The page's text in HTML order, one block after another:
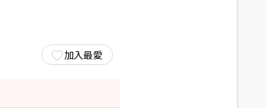
加入最愛